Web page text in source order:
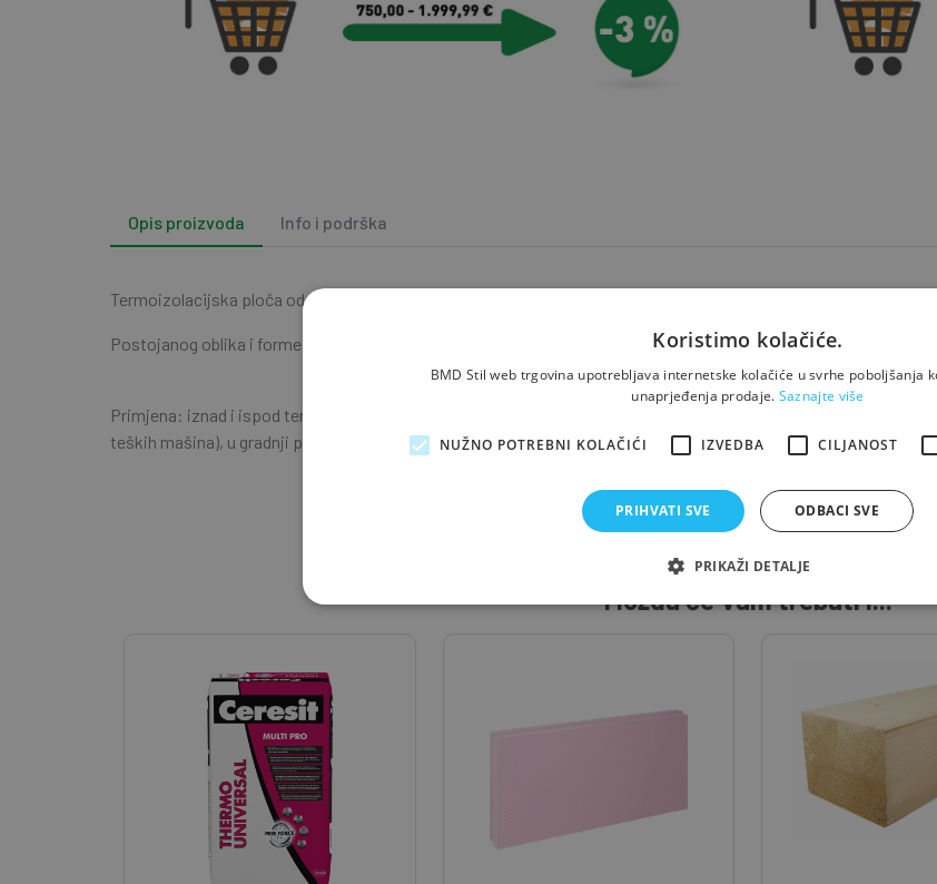
Opis proizvoda Info i podrška
Termoizolacijska ploča od ekstrudiranog polistirena, otporna na pritisak i vlagu.
Postojanog oblika i forme, izuzetnog zaptivanja vlage i otpornosti na mehanička opterećenja, sjajnih ekoloških
Primjena: iznad i ispod temeljne ploče, na vanjskim podrumskim zidovima, u industrijskim podovima (na
teških mašina), u gradnji puteva, kao i u ravnim krovovima svih namjena.
Možda će Vam trebati i...
Koristimo kolačiće.
BMD Stil web trgovina upotrebljava internetske kolačiće u svrhe poboljšanja
unaprjeđenja prodaje. Saznajte više
NUŽNO POTREBNI KOLAČIĆI IZVEDBA CILJANOST
PRIHVATI SVE ODBACI SVE
PRIKAŽI DETALJE